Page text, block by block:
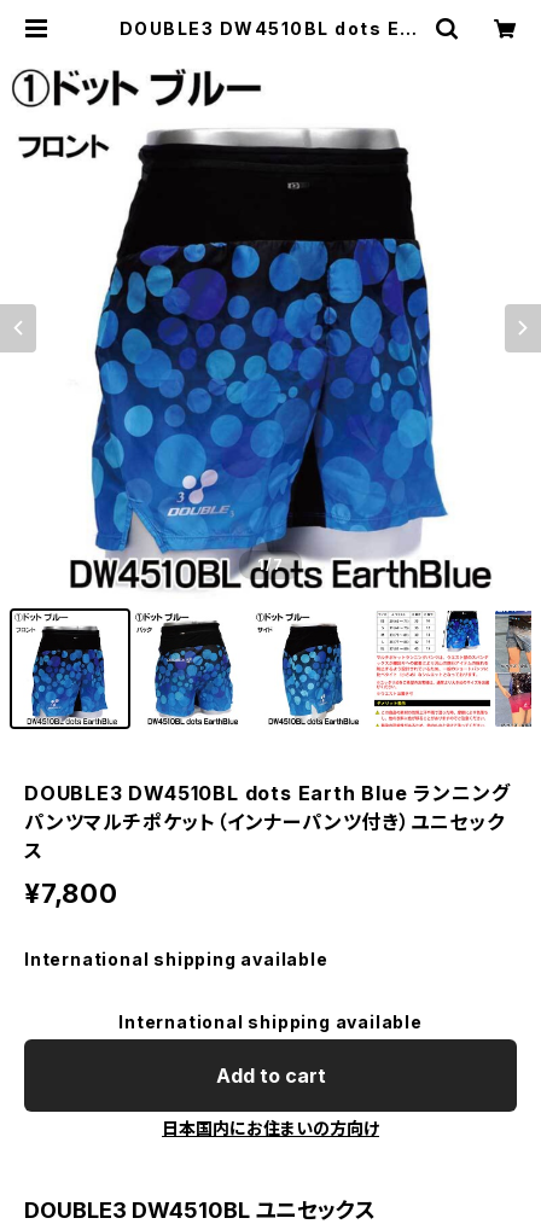
DOUBLE3 DW4510BL dots Ear
ケット（インナーパンツ付き）ユニセッ
クス | DOUBLE3 official web sh
1/7
DOUBLE3 DW4510BL dots Earth Blue ランニング
パンツマルチポケット（インナーパンツ付き）ユニセック
ス
¥7,800
International shipping available
International shipping available
Add to cart
日本国内にお住まいの方向け
DOUBLE3 DW4510BL ユニセックス